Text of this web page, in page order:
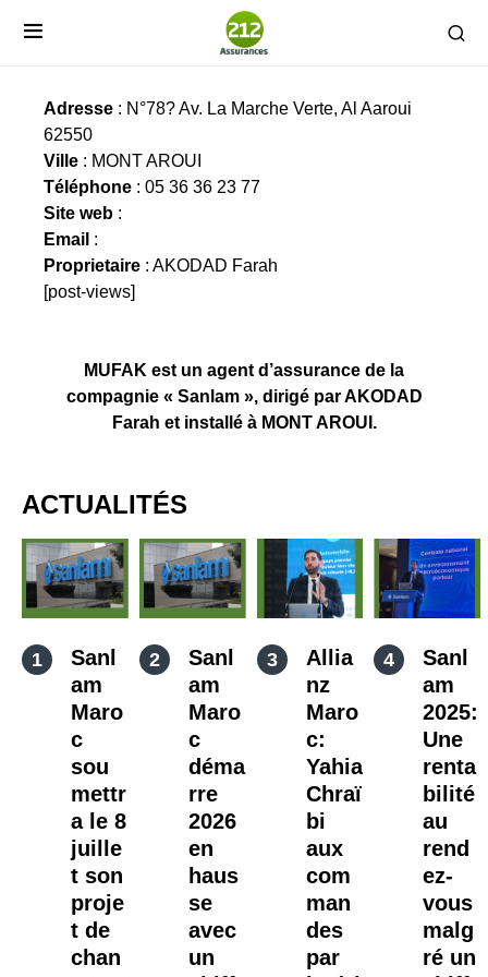
Adresse : N°78? Av. La Marche Verte, Al Aaroui
62550
Ville : MONT AROUI
Téléphone : 05 36 36 23 77
Site web :
Email :
Proprietaire : AKODAD Farah
[post-views]
MUFAK est un agent d’assurance de la
compagnie « Sanlam », dirigé par AKODAD
Farah et installé à MONT AROUI.
ACTUALITÉS
Sanl
am
Maro
c
sou
mettr
a le 8
juille
t son
proje
t de
chan
Sanl
am
Maro
c
déma
rre
2026
en
haus
se
avec
un
Allia
nz
Maro
c:
Yahia
Chraï
bi
aux
com
man
des
par
Sanl
am
2025:
Une
renta
bilité
au
rend
ez-
vous
malg
ré un